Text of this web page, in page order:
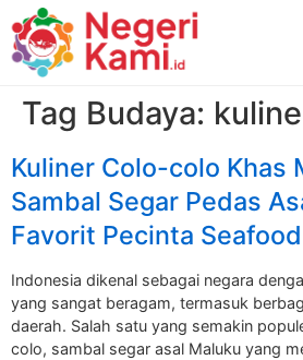
Tag Budaya:
Kuliner Colo-colo Khas
Sambal Segar Pedas
Favorit Pecinta
Indonesia dikenal sebagai negara
yang sangat beragam, termasuk
daerah. Salah satu yang semakin
colo, sambal segar asal Maluku yang